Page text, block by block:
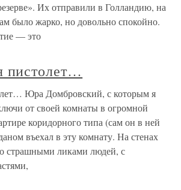
Их отправили в Голландию, на
было жарко, но довольно спокойно.
— это
пистолет…
Юра Домбровский, с которым я
от своей комнаты в огромной
коридорного типа (сам он в ней
въехал в эту комнату. На стенах
страшными ликами людей, с